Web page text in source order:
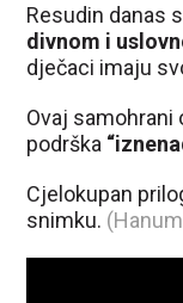
Resudin danas
divnom i
dječaci imaju
Ovaj samohrani
podrška
Cjelokupan
snimku.